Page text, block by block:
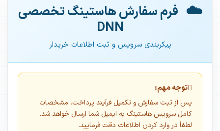
☁️ فرم سفارش هاستینگ تخصصی
DNN
پیکربندی سرویس و ثبت اطلاعات خریدار
توجه مهم:
پس از ثبت سفارش و تکمیل فرآیند پرداخت، مشخصات
کامل سرویس هاستینگ به ایمیل شما ارسال خواهد شد.
لطفاً در وارد کردن اطلاعات دقت فرمایید.